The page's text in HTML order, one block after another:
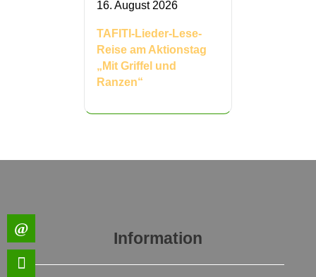
16. August 2026
TAFITI-Lieder-Lese-
Reise am Aktionstag
„Mit Griffel und
Ranzen“
Information